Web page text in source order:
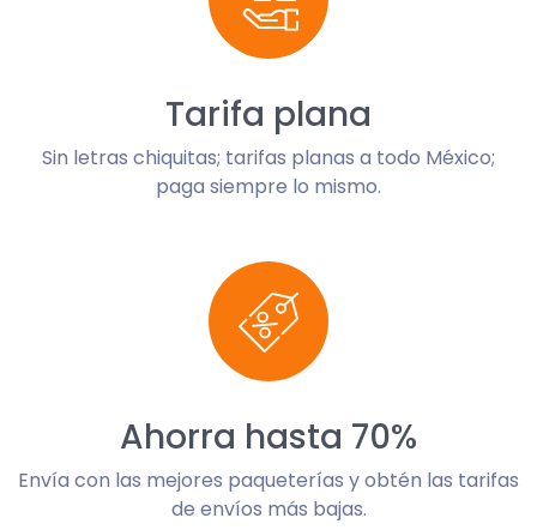
Tarifa plana
Sin letras chiquitas; tarifas planas a todo México;
paga siempre lo mismo.
Ahorra hasta 70%
Envía con las mejores paqueterías y obtén las tarifas
de envíos más bajas.